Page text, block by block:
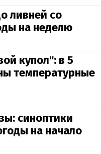
ливней со
на неделю
купол": в 5
температурные
синоптики
на начало